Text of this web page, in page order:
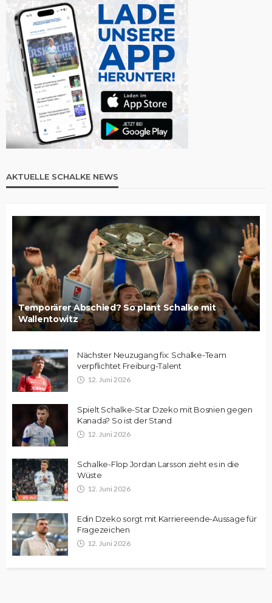
AKTUELLE SCHALKE NEWS
Temporärer Abschied? So plant Schalke mit
Wallentowitz
Nächster Neuzugang fix: Schalke-Team
verpflichtet Freiburg-Talent
12. Juni 2026
Spielt Schalke-Star Dzeko mit Bosnien gegen
Kanada? So ist der Stand
12. Juni 2026
Schalke-Flop Jordan Larsson zieht es in die
Wüste
12. Juni 2026
Edin Dzeko sorgt mit Karriereende-Aussage für
Fragezeichen
12. Juni 2026